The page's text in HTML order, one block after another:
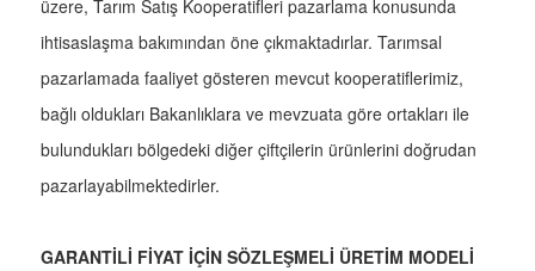
üzere, Tarım Satış Kooperatifleri pazarlama konusunda
ihtisaslaşma bakımından öne çıkmaktadırlar. Tarımsal
pazarlamada faaliyet gösteren mevcut kooperatiflerimiz,
bağlı oldukları Bakanlıklara ve mevzuata göre ortakları ile
bulundukları bölgedeki diğer çiftçilerin ürünlerini doğrudan
pazarlayabilmektedirler.
GARANTİLİ FİYAT İÇİN SÖZLEŞMELİ ÜRETİM MODELİ